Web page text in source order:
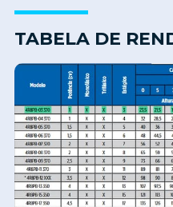
TABELA DE